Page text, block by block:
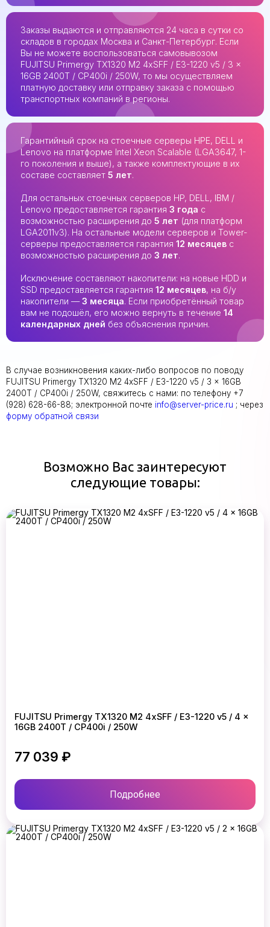
Заказы выдаются и отправляются 24 часа в сутки со
складов в городах Москва и Санкт-Петербург. Если
Вы не можете воспользоваться самовывозом
FUJITSU Primergy TX1320 M2 4xSFF / E3-1220 v5 / 3 x
16GB 2400T / CP400i / 250W, то мы осуществляем
платную доставку или отправку заказа с помощью
транспортных компаний в регионы.
Гарантийный срок на стоечные серверы HPE, DELL и
Lenovo на платформе Intel Xeon Scalable (LGA3647, 1-
го поколения и выше), а также комплектующие в их
составе составляет 5 лет.
Для остальных стоечных серверов HP, DELL, IBM /
Lenovo предоставляется гарантия 3 года с
возможностью расширения до 5 лет (для платформ
LGA2011v3). На остальные модели серверов и Tower-
серверы предоставляется гарантия 12 месяцев с
возможностью расширения до 3 лет.
Исключение составляют накопители: на новые HDD и
SSD предоставляется гарантия 12 месяцев, на б/у
накопители —3 месяца. Если приобретённый товар
вам не подошёл, его можно вернуть в течение 14
календарных дней без объяснения причин.
В случае возникновения каких-либо вопросов по поводу
FUJITSU Primergy TX1320 M2 4xSFF / E3-1220 v5 / 3 x 16GB
2400T / CP400i / 250W, свяжитесь с нами: по телефону +7
(928) 628-66-88; электронной почте info@server-price.ru ; через
форму обратной связи
Возможно Вас заинтересуют
следующие товары:
FUJITSU Primergy TX1320 M2 4xSFF / E3-1220 v5 / 4 x
16GB 2400T / CP400i / 250W
77 039 ₽
Подробнее